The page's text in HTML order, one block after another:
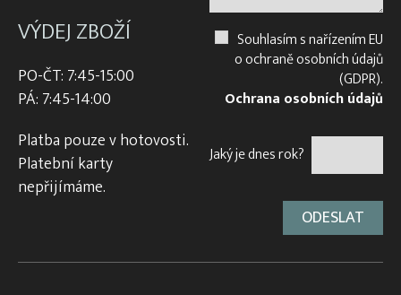
VÝDEJ ZBOŽÍ
PO-ČT: 7:45-15:00
PÁ: 7:45-14:00
Platba pouze v hotovosti.
Platební karty
nepřijímáme.
Souhlasím s nařízením EU
o ochraně osobních údajů
(GDPR).
Ochrana osobních údajů
Jaký je dnes rok?